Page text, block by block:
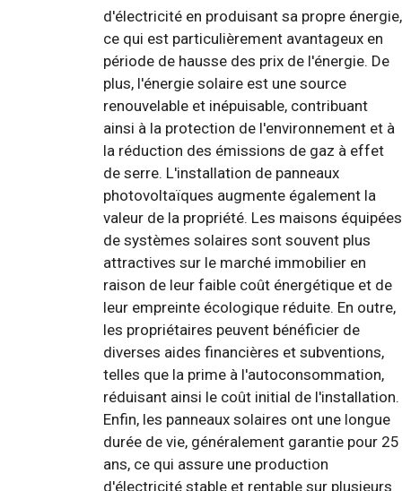
d'électricité en produisant sa propre énergie,
ce qui est particulièrement avantageux en
période de hausse des prix de l'énergie. De
plus, l'énergie solaire est une source
renouvelable et inépuisable, contribuant
ainsi à la protection de l'environnement et à
la réduction des émissions de gaz à effet
de serre. L'installation de panneaux
photovoltaïques augmente également la
valeur de la propriété. Les maisons équipées
de systèmes solaires sont souvent plus
attractives sur le marché immobilier en
raison de leur faible coût énergétique et de
leur empreinte écologique réduite. En outre,
les propriétaires peuvent bénéficier de
diverses aides financières et subventions,
telles que la prime à l'autoconsommation,
réduisant ainsi le coût initial de l'installation.
Enfin, les panneaux solaires ont une longue
durée de vie, généralement garantie pour 25
ans, ce qui assure une production
d'électricité stable et rentable sur plusieurs